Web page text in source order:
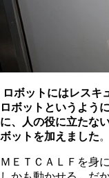
ロボットにはレスキ
ロボットというよう
に、人の役に立たな
ボットを加えました。
ＭＥＴＣＡＬＦを身